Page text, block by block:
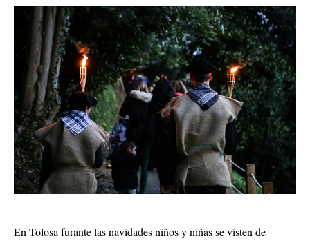
En Tolosa furante las navidades niños y niñas se visten de